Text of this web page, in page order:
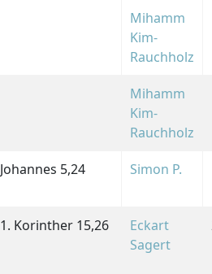
Mihamm
Kim-
Rauchholz
Mihamm
Kim-
Rauchholz
Johannes 5,24 Simon P.
1. Korinther 15,26
Eckart
Sagert